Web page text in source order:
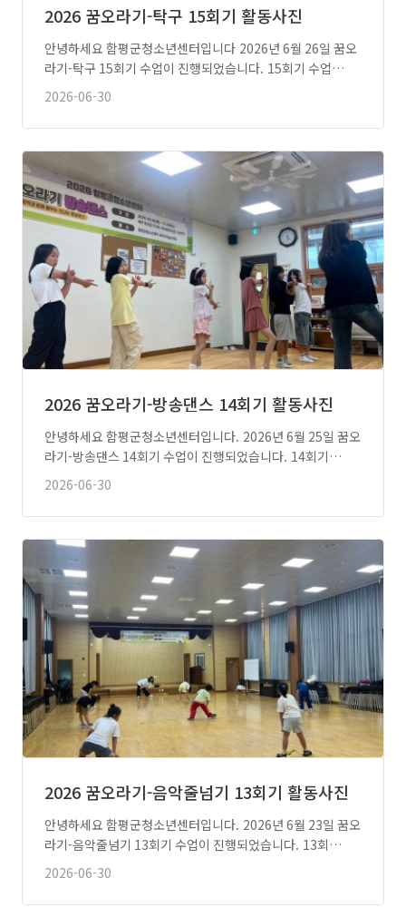
2026 꿈오라기-탁구 15회기 활동사진
안녕하세요 함평군청소년센터입니다 2026년 6월 26일 꿈오
라기-탁구 15회기 수업이 진행되었습니다. 15회기 수업…
2026-06-30
2026 꿈오라기-방송댄스 14회기 활동사진
안녕하세요 함평군청소년센터입니다. 2026년 6월 25일 꿈오
라기-방송댄스 14회기 수업이 진행되었습니다. 14회기…
2026-06-30
2026 꿈오라기-음악줄넘기 13회기 활동사진
안녕하세요 함평군청소년센터입니다. 2026년 6월 23일 꿈오
라기-음악줄넘기 13회기 수업이 진행되었습니다. 13회…
2026-06-30